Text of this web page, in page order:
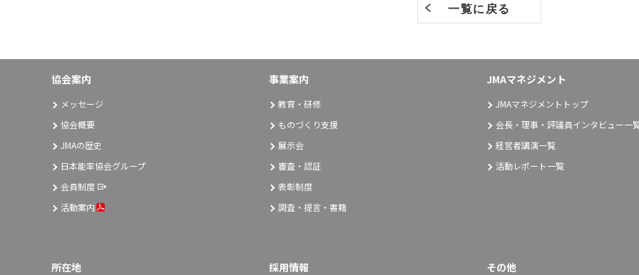
一覧に戻る
協会案内
メッセージ
協会概要
JMAの歴史
日本能率協会グループ
会員制度
活動案内
事業案内
教育・研修
ものづくり支援
展示会
審査・認証
表彰制度
調査・提言・書籍
JMAマネジメント
JMAマネジメントトップ
会長・理事・評議員インタビュー一
経営者講演一覧
活動レポート一覧
所在地 採用情報 その他